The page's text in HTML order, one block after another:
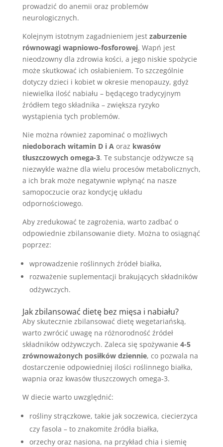
prowadzić do anemii oraz problemów
neurologicznych.
Kolejnym istotnym zagadnieniem jest zaburzenie
równowagi wapniowo-fosforowej. Wapń jest
nieodzowny dla zdrowia kości, a jego niskie spożycie
może skutkować ich osłabieniem. To szczególnie
dotyczy dzieci i kobiet w okresie menopauzy, gdyż
niewielka ilość nabiału – będącego tradycyjnym
źródłem tego składnika – zwiększa ryzyko
wystąpienia tych problemów.
Nie można również zapominać o możliwych
niedoborach witamin D i Aoraz kwasów
tłuszczowych omega-3. Te substancje odżywcze są
niezwykle ważne dla wielu procesów metabolicznych,
a ich brak może negatywnie wpłynąć na nasze
samopoczucie oraz kondycję układu
odpornościowego.
Aby zredukować te zagrożenia, warto zadbać o
odpowiednie zbilansowanie diety. Można to osiągnąć
poprzez:
wprowadzenie roślinnych źródeł białka,
rozważenie suplementacji brakujących składników
odżywczych.
Jak zbilansować dietę bez mięsa i nabiału?
Aby skutecznie zbilansować dietę wegetariańską,
warto zwrócić uwagę na różnorodność źródeł
składników odżywczych. Zaleca się spożywanie 4-5
zrównoważonych posiłków dziennie, co pozwala na
dostarczenie odpowiedniej ilości roślinnego białka,
wapnia oraz kwasów tłuszczowych omega-3.
W diecie warto uwzględnić:
rośliny strączkowe, takie jak soczewica, ciecierzyca
czy fasola – to znakomite źródła białka,
orzechy oraz nasiona, na przykład chia i siemię